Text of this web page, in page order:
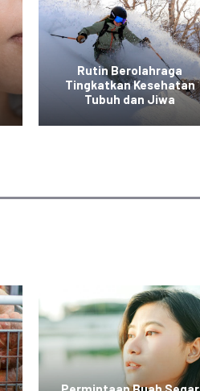
Rutin Berolahraga
Tingkatkan Kesehatan
Tubuh dan Jiwa